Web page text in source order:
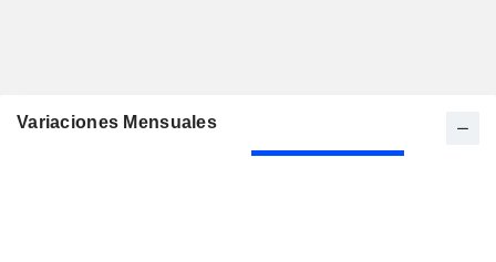
Variaciones Mensuales